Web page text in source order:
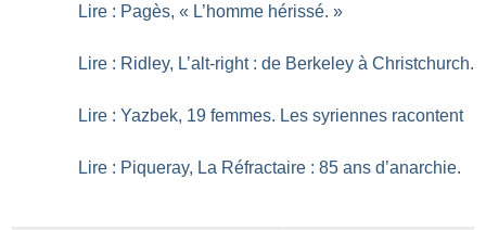
Lire : Pagès, « L’homme hérissé. »
Lire : Ridley, L’alt-right : de Berkeley à Christchurch.
Lire : Yazbek, 19 femmes. Les syriennes racontent
Lire : Piqueray, La Réfractaire : 85 ans d’anarchie.